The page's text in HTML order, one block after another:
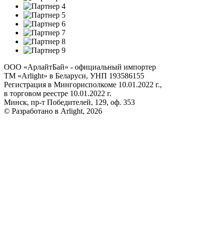
ООО «АрлайтБай» - официальный импортер
ТМ «Arlight» в Беларуси, УНП 193586155
Регистрация в Мингорисполкоме 10.01.2022 г.,
в торговом реестре 10.01.2022 г.
Минск, пр-т Победителей, 129, оф. 353
© Разработано в Arlight, 2026